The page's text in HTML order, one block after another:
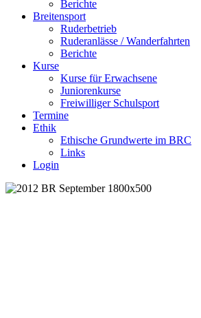
Berichte
Breitensport
Ruderbetrieb
Ruderanlässe / Wanderfahrten
Berichte
Kurse
Kurse für Erwachsene
Juniorenkurse
Freiwilliger Schulsport
Termine
Ethik
Ethische Grundwerte im BRC
Links
Login